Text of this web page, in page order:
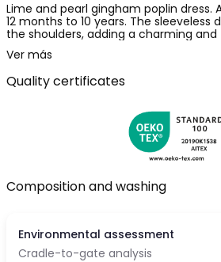
Lime and pearl gingham poplin dress.
12 months to 10 years. The sleeveless
the shoulders, adding a charming
buttons at the front for easy wear, it
days. The checked pattern offers a
ideal for pairing on different
provides freshness and comfort,
Ver más
Quality certificates
Composition and washing